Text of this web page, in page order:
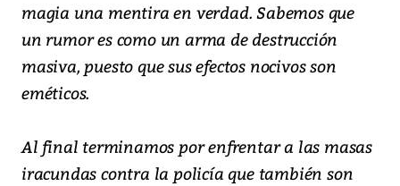
magia una mentira en verdad. Sabemos que
un rumor es como un arma de destrucción
masiva, puesto que sus efectos nocivos son
eméticos.
Al final terminamos por enfrentar a las masas
iracundas contra la policía que también son